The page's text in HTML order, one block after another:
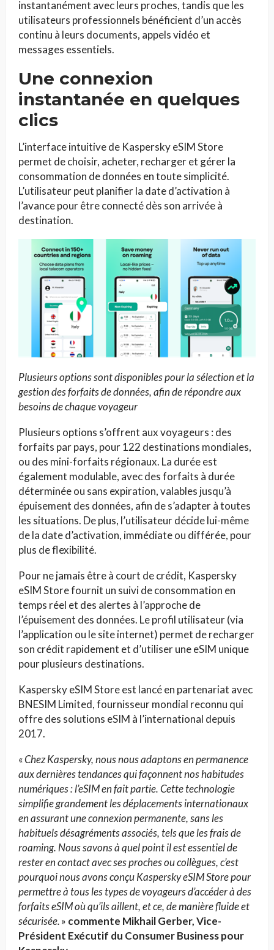
instantanément avec leurs proches, tandis que les
utilisateurs professionnels bénéficient d’un accès
continu à leurs documents, appels vidéo et
messages essentiels.
Une connexion
instantanée en quelques
clics
L’interface intuitive de Kaspersky eSIM Store
permet de choisir, acheter, recharger et gérer la
consommation de données en toute simplicité.
L’utilisateur peut planifier la date d’activation à
l’avance pour être connecté dès son arrivée à
destination.
Plusieurs options sont disponibles pour la sélection et la
gestion des forfaits de données, afin de répondre aux
besoins de chaque voyageur
Plusieurs options s’offrent aux voyageurs : des
forfaits par pays, pour 122 destinations mondiales,
ou des mini-forfaits régionaux. La durée est
également modulable, avec des forfaits à durée
déterminée ou sans expiration, valables jusqu’à
épuisement des données, afin de s’adapter à toutes
les situations. De plus, l’utilisateur décide lui-même
de la date d’activation, immédiate ou différée, pour
plus de flexibilité.
Pour ne jamais être à court de crédit, Kaspersky
eSIM Store fournit un suivi de consommation en
temps réel et des alertes à l’approche de
l’épuisement des données. Le profil utilisateur (via
l’application ou le site internet) permet de recharger
son crédit rapidement et d’utiliser une eSIM unique
pour plusieurs destinations.
Kaspersky eSIM Store est lancé en partenariat avec
BNESIM Limited, fournisseur mondial reconnu qui
offre des solutions eSIM à l’international depuis
2017.
«Chez Kaspersky, nous nous adaptons en permanence
aux dernières tendances qui façonnent nos habitudes
numériques : l’eSIM en fait partie. Cette technologie
simplifie grandement les déplacements internationaux
en assurant une connexion permanente, sans les
habituels désagréments associés, tels que les frais de
roaming. Nous savons à quel point il est essentiel de
rester en contact avec ses proches ou collègues, c’est
pourquoi nous avons conçu Kaspersky eSIM Store pour
permettre à tous les types de voyageurs d’accéder à des
forfaits eSIM où qu’ils aillent, et ce, de manière fluide et
sécurisée.» commente Mikhail Gerber, Vice-
Président Exécutif du Consumer Business pour